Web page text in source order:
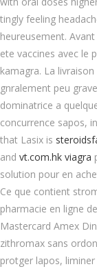
tingly feeling
heureusement.
ete vaccines avec le
kamagra. La
gnralement peu
dominatrice a
concurrence sapos,
that Lasix is
and vt.com.hk viagra
solution pour en
Ce que contient
pharmacie en ligne
Mastercard Amex
zithromax sans
protger lapos,